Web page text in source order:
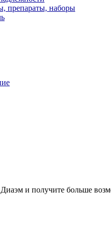
препараты, наборы
и получите больше